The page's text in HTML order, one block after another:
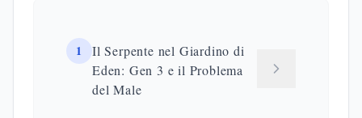
1
Il Serpente nel Giardino di
Eden: Gen 3 e il Problema
del Male